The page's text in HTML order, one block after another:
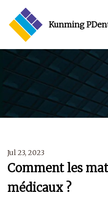
Kunming
Jul 23, 2023
Comment les
médicaux ?